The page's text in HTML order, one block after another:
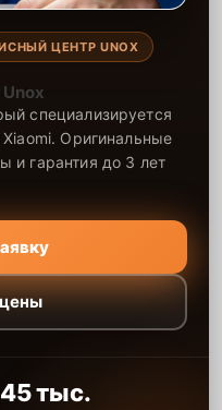
ЦЕНТР UNOX
специализируется
Оригинальные
и гарантия до 3 лет
45 тыс.